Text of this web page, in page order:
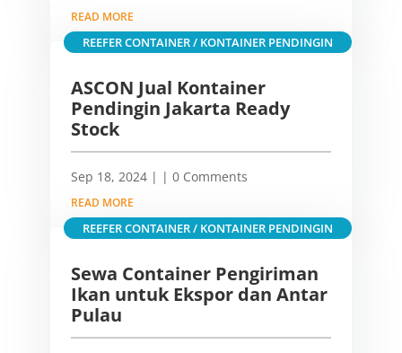
READ MORE
ASCON Jual Kontainer
Pendingin Jakarta Ready
Stock
Sep 18, 2024|
REEFER CONTAINER / KONTAINER PENDINGIN
| 0 Comments
READ MORE
Sewa Container Pengiriman
Ikan untuk Ekspor dan Antar
Pulau
REEFER CONTAINER / KONTAINER PENDINGIN